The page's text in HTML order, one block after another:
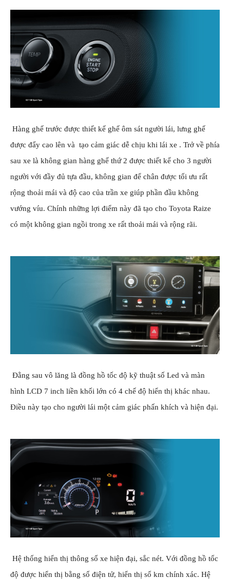
Hàng ghế trước được thiết kế ghế ôm sát người lái, lưng ghế
được đẩy cao lên và tạo cảm giác dễ chịu khi lái xe . Trở về phía
sau xe là không gian hàng ghế thứ 2 được thiết kế cho 3 người
người với đầy đủ tựa đầu, không gian để chân được tối ưu rất
rộng thoải mái và độ cao của trần xe giúp phần đầu không
vướng víu. Chính những lợi điểm này đã tạo cho Toyota Raize
có một không gian ngồi trong xe rất thoải mái và rộng rãi.
Đằng sau vô lăng là đồng hồ tốc độ kỹ thuật số Led và màn
hình LCD 7 inch liền khối lớn có 4 chế độ hiển thị khác nhau.
Điều này tạo cho người lái một cảm giác phấn khích và hiện đại.
Hệ thống hiển thị thông số xe hiện đại, sắc nét. Với đồng hồ tốc
độ được hiển thị bằng số điện tử, hiển thị số km chính xác. Hệ